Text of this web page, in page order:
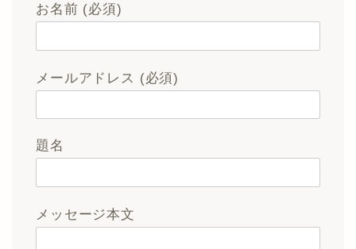
お名前 (必須)
メールアドレス (必須)
題名
メッセージ本文